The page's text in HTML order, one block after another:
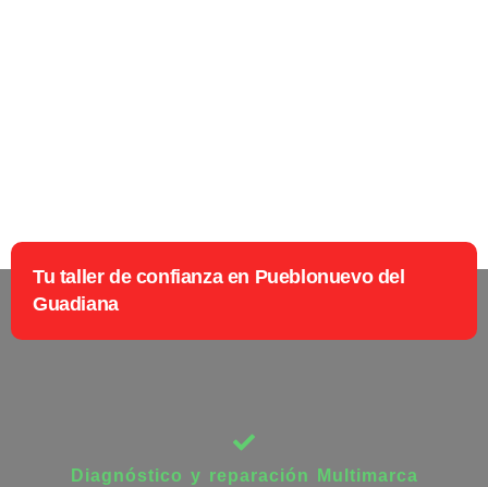
Tu taller de confianza en Pueblonuevo del
Guadiana
Diagnóstico y reparación Multimarca